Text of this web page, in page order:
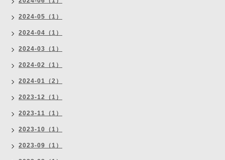
2024-05（1）
2024-04（1）
2024-03（1）
2024-02（1）
2024-01（2）
2023-12（1）
2023-11（1）
2023-10（1）
2023-09（1）